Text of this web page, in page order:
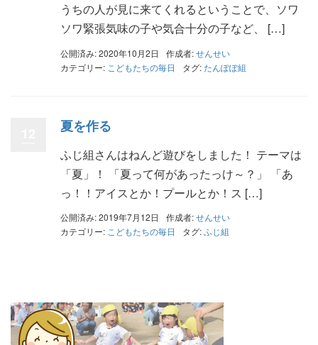
うちの人が見に来てくれるということで、ソワ
ソワ緊張気味の子や気合十分の子など、 […]
公開済み: 2020年10月2日 作成者:せんせい
カテゴリー: こどもたちの毎日 タグ:たんぽぽ組
夏を作る
ふじ組さんはねんど遊びをしました！ テーマは
「夏」！ 「夏って何があったっけ～？」 「あ
っ！！アイスとか！プールとか！ス […]
公開済み: 2019年7月12日 作成者:せんせい
カテゴリー: こどもたちの毎日 タグ:ふじ組